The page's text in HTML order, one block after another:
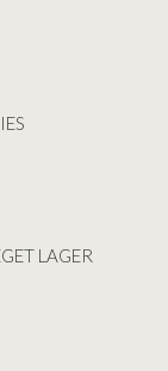
LAGER